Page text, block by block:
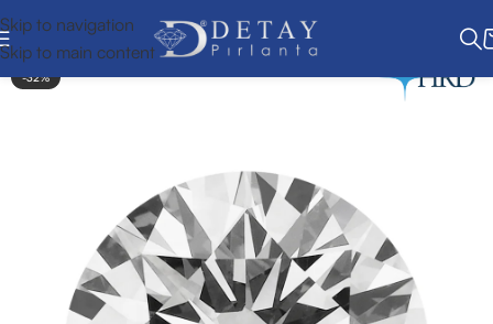
Skip to navigation
Skip to main content
-32%